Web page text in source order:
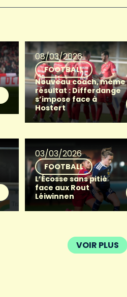
08/03/2026
FOOTBALL
Nouveau coach, même
résultat : Differdange
s’impose face à
Hostert
03/03/2026
FOOTBALL
L’Écosse sans pitié
face aux Rout
Léiwinnen
VOIR PLUS